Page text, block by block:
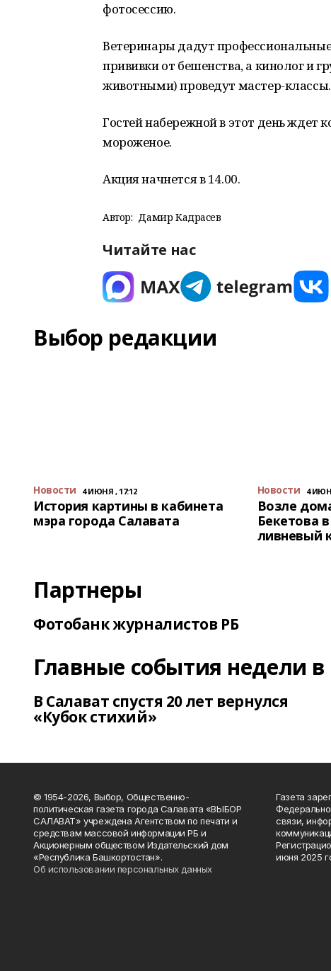
фотосессию.
Ветеринары дадут
прививки от бешенства, а кинолог и
животными) проведут мастер-классы.
Гостей набережной в этот день ждет
мороженое.
Акция начнется в 14.00.
Автор: Дамир Кадрасев
Читайте нас
Выбор редакции
Новости 4 ИЮНЯ , 17:12
История картины в кабинета
мэра города Салавата
Новости 4
Возле
Бекетова
ливневый
Партнеры
Фотобанк журналистов РБ
Главные события недели в
В Салават спустя 20 лет вернулся
«Кубок стихий»
© 1954-2026, Выбор, Общественно-
политическая газета города Салавата «ВЫБОР
САЛАВАТ» учреждена Агентством по печати и
средствам массовой информации РБ и
Акционерным обществом Издательский дом
«Республика Башкортостан».
Об использовании персональных данных
Газета
связи,
июня 2025